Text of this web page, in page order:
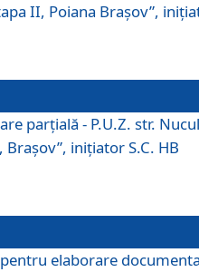
II, Poiana Braşov”,
parţială - P.U.Z. str.
iniţiator S.C. HB
elaborare